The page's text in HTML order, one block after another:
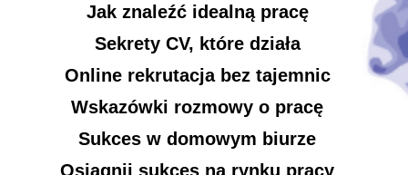
Jak znaleźć idealną pracę
Sekrety CV, które działa
Online rekrutacja bez tajemnic
Wskazówki rozmowy o pracę
Sukces w domowym biurze
Osiągnij sukces na rynku pracy